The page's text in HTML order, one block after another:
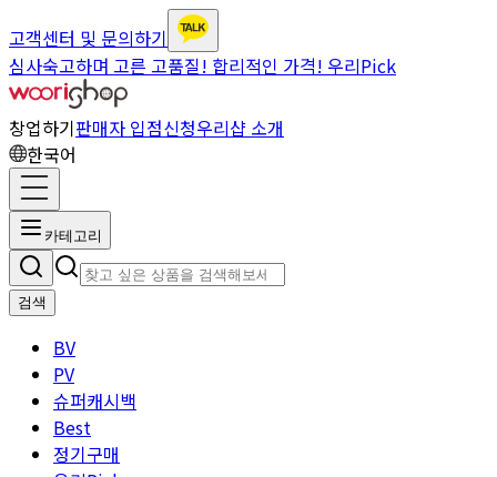
고객센터 및 문의하기
심사숙고하며 고른 고품질! 합리적인 가격! 우리Pick
창업하기판매자 입점신청우리샵 소개
한국어
카테고리
검색
BV
PV
슈퍼캐시백
Best
정기구매